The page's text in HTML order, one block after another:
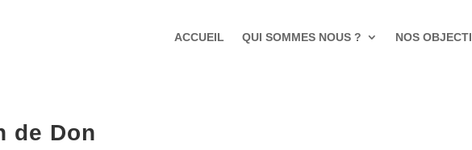
ACCUEIL QUI SOMMES NOUS ? NOS
de Don